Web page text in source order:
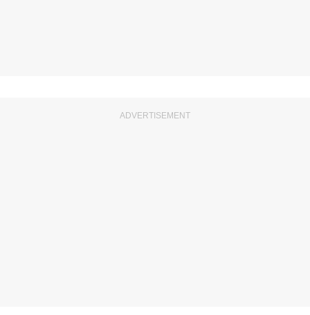
ADVERTISEMENT